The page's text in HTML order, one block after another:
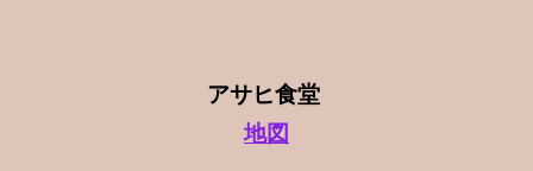
アサヒ食堂
地図